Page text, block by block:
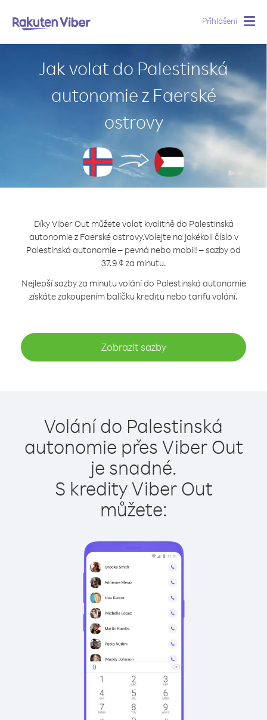
Přihlášení
Jak volat do Palestinská
autonomie z Faerské
ostrovy
Díky Viber Out můžete volat kvalitně do Palestinská
autonomie z Faerské ostrovy.Volejte na jakékoli číslo v
Palestinská autonomie – pevná nebo mobil! – sazby od
37.9 ¢ za minutu.
Nejlepší sazby za minutu volání do Palestinská autonomie
získáte zakoupením balíčku kreditu nebo tarifu volání.
Zobrazit sazby
Volání do Palestinská
autonomie přes Viber Out
je snadné.
S kredity Viber Out
můžete: